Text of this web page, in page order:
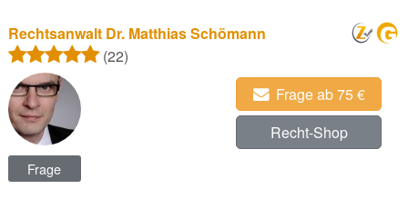
Rechtsanwalt Dr. Matthias Schömann
(22)
Frage
Frage ab 75 €
Recht-Shop